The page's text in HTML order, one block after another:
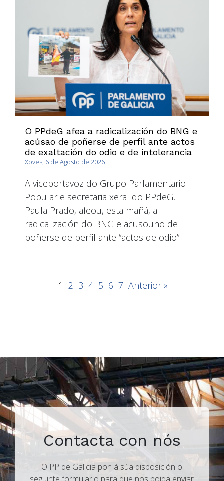
O PPdeG afea a radicalización do BNG e
acúsao de poñerse de perfil ante actos
de exaltación do odio e de intolerancia
Xoves, 6 de Agosto de 2026
A viceportavoz do Grupo Parlamentario
Popular e secretaria xeral do PPdeG,
Paula Prado, afeou, esta mañá, a
radicalización do BNG e acusouno de
poñerse de perfil ante “actos de odio”:
1 2 3 4 5 6 7 Anterior »
Contacta con nós
O PP de Galicia pon á súa disposición o
seguinte formulario para que nos poida enviar